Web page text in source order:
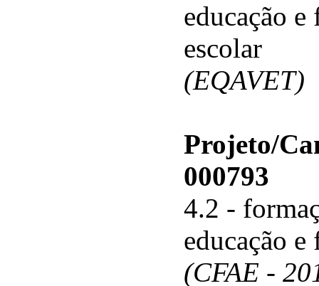
educação e
escolar
(EQAVET)
Projeto/
000793
4.2 -
educação e
(CFAE -